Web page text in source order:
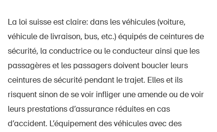
La loi suisse est claire: dans les véhicules (voiture,
véhicule de livraison, bus, etc.) équipés de ceintures de
sécurité, la conductrice ou le conducteur ainsi que les
passagères et les passagers doivent boucler leurs
ceintures de sécurité pendant le trajet. Elles et ils
risquent sinon de se voir infliger une amende ou de voir
leurs prestations d’assurance réduites en cas
d’accident. L’équipement des véhicules avec des